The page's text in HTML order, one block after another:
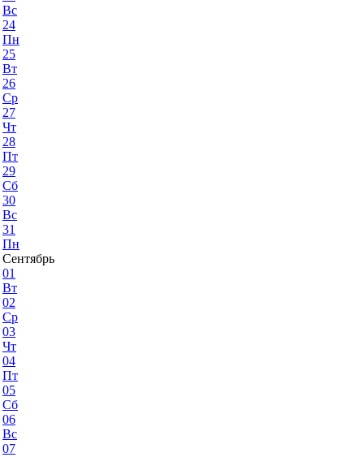
Вс
24
Пн
25
Вт
26
Ср
27
Чт
28
Пт
29
Сб
30
Вс
31
Пн
Сентябрь
01
Вт
02
Ср
03
Чт
04
Пт
05
Сб
06
Вс
07